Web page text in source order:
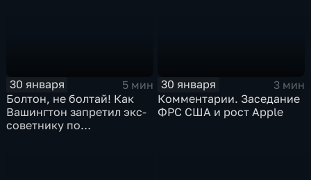
30 января
5 мин
Болтон, не болтай! Как
Вашингтон запретил экс-
советнику по
30 января
3 мин
Комментарии. Заседание
ФРС США и рост Apple